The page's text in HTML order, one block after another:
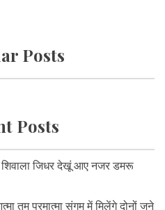
Posts
Posts
शिवाला जिधर देखूं आए नजर डमरू
तुम परमात्मा संगम में मिलेंगे दोनों जने